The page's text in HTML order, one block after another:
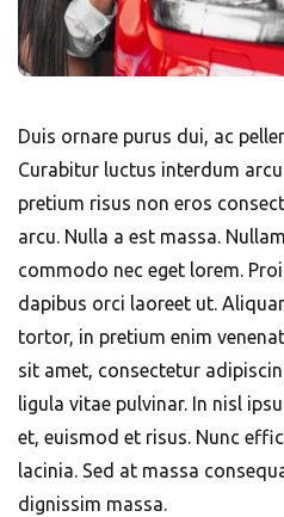
Duis ornare purus dui, ac
Curabitur luctus interdum
pretium risus non eros
arcu. Nulla a est massa.
commodo nec eget lorem.
dapibus orci laoreet ut.
tortor, in pretium enim
sit amet, consectetur
ligula vitae pulvinar. In nisl
et, euismod et risus. Nunc
lacinia. Sed at massa
dignissim massa.